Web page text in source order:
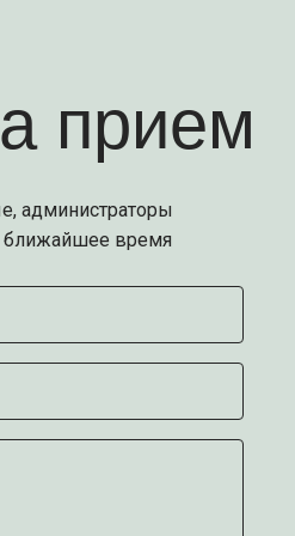
прием
администраторы
ближайшее время